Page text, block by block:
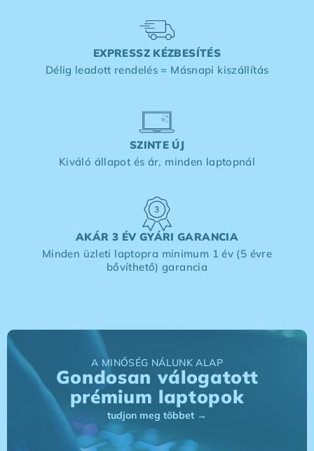
EXPRESSZ KÉZBESÍTÉS
Délig leadott rendelés = Másnapi kiszállítás
SZINTE ÚJ
Kiváló állapot és ár, minden laptopnál
AKÁR 3 ÉV GYÁRI GARANCIA
Minden üzleti laptopra minimum 1 év (5 évre
bővíthető) garancia
A MINŐSÉG NÁLUNK ALAP
Gondosan válogatott
prémium laptopok
tudjon meg többet →